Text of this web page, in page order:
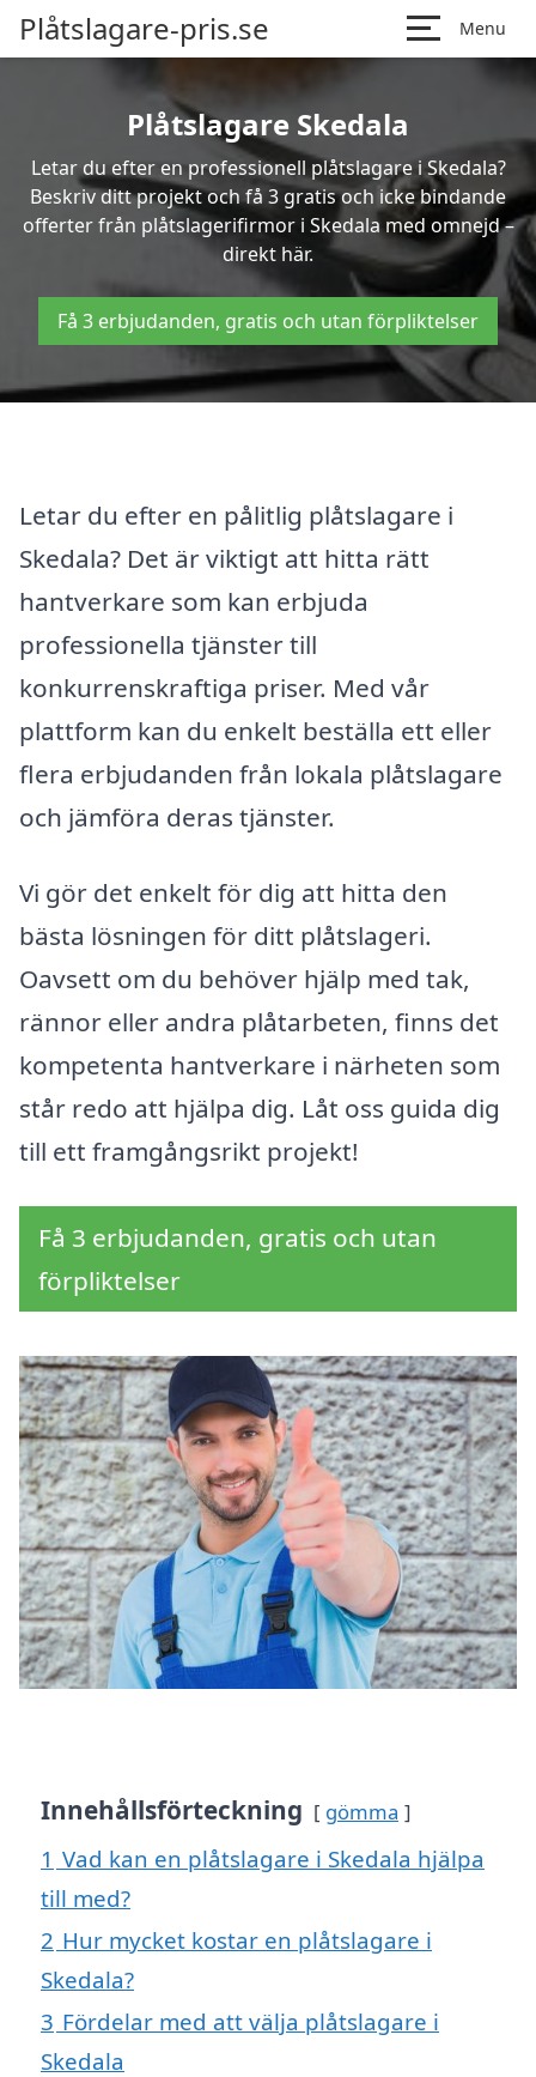
Plåtslagare-pris.se Menu
Plåtslagare Skedala
Letar du efter en professionell plåtslagare i Skedala?
Beskriv ditt projekt och få 3 gratis och icke bindande
offerter från plåtslagerifirmor i Skedala med omnejd –
direkt här.
Få 3 erbjudanden, gratis och utan förpliktelser
Letar du efter en pålitlig plåtslagare i
Skedala? Det är viktigt att hitta rätt
hantverkare som kan erbjuda
professionella tjänster till
konkurrenskraftiga priser. Med vår
plattform kan du enkelt beställa ett eller
flera erbjudanden från lokala plåtslagare
och jämföra deras tjänster.
Vi gör det enkelt för dig att hitta den
bästa lösningen för ditt plåtslageri.
Oavsett om du behöver hjälp med tak,
rännor eller andra plåtarbeten, finns det
kompetenta hantverkare i närheten som
står redo att hjälpa dig. Låt oss guida dig
till ett framgångsrikt projekt!
Få 3 erbjudanden, gratis och utan
förpliktelser
Innehållsförteckning gömma
1 Vad kan en plåtslagare i Skedala hjälpa
till med?
2 Hur mycket kostar en plåtslagare i
Skedala?
3 Fördelar med att välja plåtslagare i
Skedala